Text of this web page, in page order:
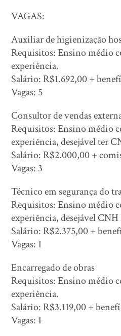
VAGAS:
Auxiliar de higienização
Requisitos: Ensino médio
experiência.
Salário: R$1.692,00 +
Vagas: 5
Consultor de vendas
Requisitos: Ensino médio
experiência, desejável ter
Salário: R$2.000,00 +
Vagas: 3
Técnico em segurança do
Requisitos: Ensino médio
experiência, desejável CNH
Salário: R$2.375,00 +
Vagas: 1
Encarregado de obras
Requisitos: Ensino médio
experiência.
Salário: R$3.119,00 +
Vagas: 1